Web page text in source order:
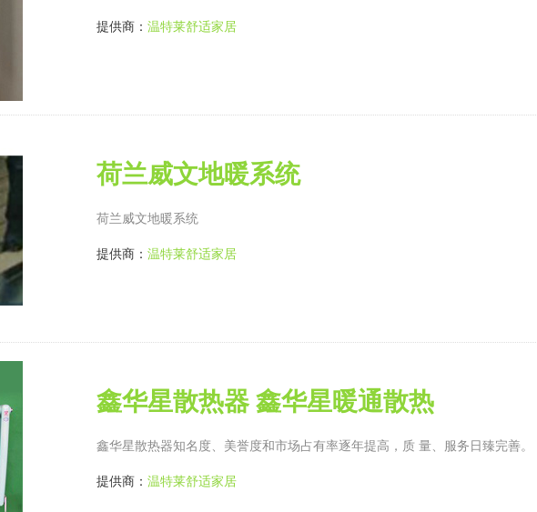
提供商： 温特莱舒适家居
荷兰威文地暖系统
荷兰威文地暖系统
提供商： 温特莱舒适家居
鑫华星散热器 鑫华星暖通散热
鑫华星散热器知名度、美誉度和市场占有率逐年提高，质 量、服务日臻完善。
提供商： 温特莱舒适家居